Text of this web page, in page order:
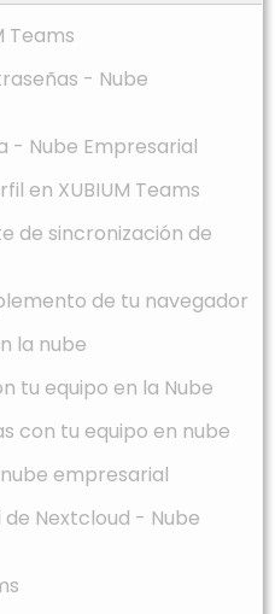
Teams
- Nube
- Nube Empresarial
en XUBIUM Teams
de sincronización de
de tu navegador
la nube
tu equipo en la Nube
con tu equipo en nube
empresarial
Nextcloud - Nube